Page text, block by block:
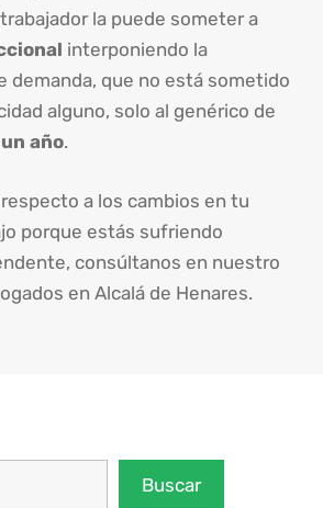
la puede someter a
interponiendo la
demanda, que no está sometido
alguno, solo al genérico de
un año.
a los cambios en tu
porque estás sufriendo
consúltanos en nuestro
en Alcalá de Henares.
Buscar